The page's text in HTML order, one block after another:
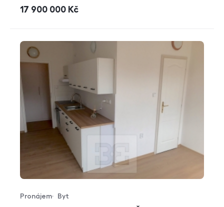
cena
17 900 000 Kč
Typ nabídky
Pronájem
Typ nemovitosti
Byt